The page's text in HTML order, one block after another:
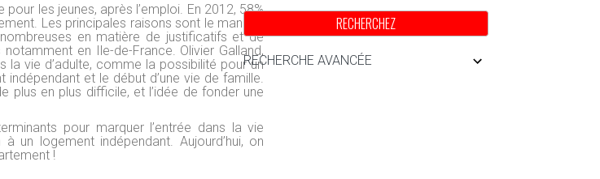
les jeunes, après l’emploi. En 2012, 58%
Les principales raisons sont le manque
en matière de justificatifs et de
en Ile-de-France. Olivier Galland,
la vie d’adulte, comme la possibilité pour un
et le début d’une vie de famille.
en plus difficile, et l’idée de fonder une
pour marquer l’entrée dans la vie
un logement indépendant. Aujourd’hui, on
!
RECHERCHEZ
RECHERCHE AVANCÉE